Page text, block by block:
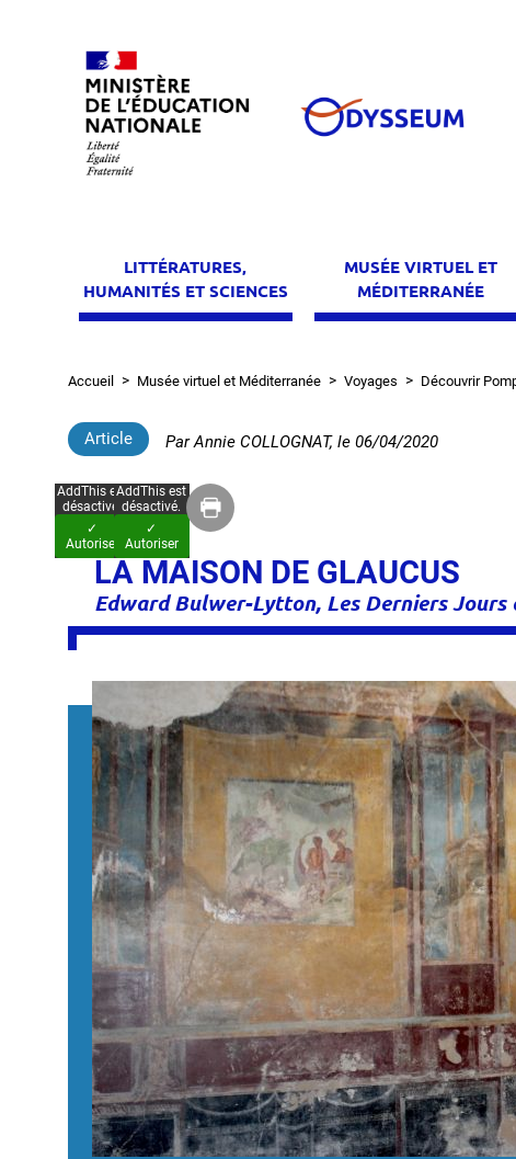
LITTÉRATURES,
HUMANITÉS ET SCIENCES
MUSÉE VIRTUEL ET
MÉDITERRANÉE
Fil
d'Ariane
Accueil Musée virtuel et Méditerranée Voyages Découvrir
Article ParAnnie COLLOGNAT, le 06/04/2020
AddThis est
désactivé.
✓
Autoriser
AddThis est
désactivé.
✓
Autoriser
LA MAISON DE GLAUCUS
Edward Bulwer-Lytton, Les Derniers Jours